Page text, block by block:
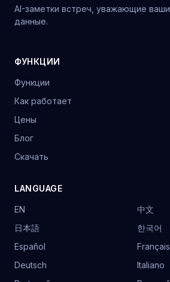
AI-заметки встреч, уважающие ваши
данные.
ФУНКЦИИ
Функции
Как работает
Цены
Блог
Скачать
LANGUAGE
EN
中文
日本語
한국어
Español
Français
Deutsch
Italiano